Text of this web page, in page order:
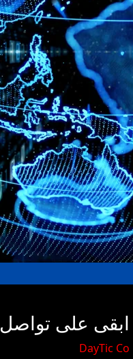
ابقى على تواصل
​DayTic Co